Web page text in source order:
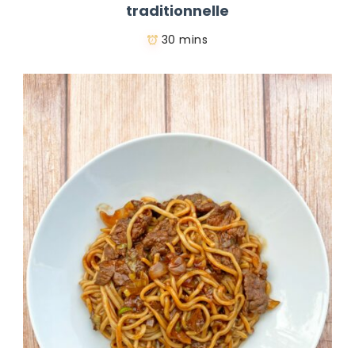
traditionnelle
30 mins